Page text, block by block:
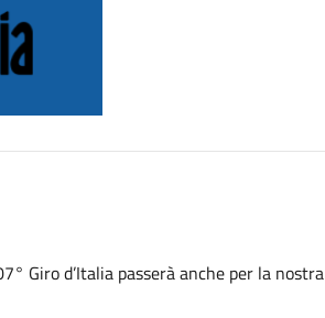
Giro d’Italia passerà anche per la nostra